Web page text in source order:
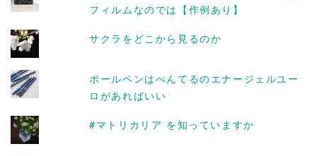
フィルムなのでは【作例あり】
サクラをどこから見るのか
ボールペンはぺんてるのエナージェルユー
ロがあればいい
#マトリカリア を知っていますか